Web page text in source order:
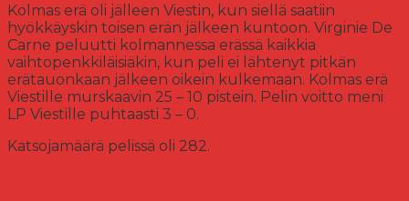
Kolmas erä oli jälleen Viestin, kun siellä saatiin
hyökkäyskin toisen erän jälkeen kuntoon. Virginie De
Carne peluutti kolmannessa erässä kaikkia
vaihtopenkkiläisiäkin, kun peli ei lähtenyt pitkän
erätauonkaan jälkeen oikein kulkemaan. Kolmas erä
Viestille murskaavin 25 – 10 pistein. Pelin voitto meni
LP Viestille puhtaasti 3 – 0.
Katsojamäärä pelissä oli 282.